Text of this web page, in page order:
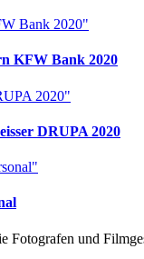
KFW Bank 2020
DRUPA 2020
Fotografen und